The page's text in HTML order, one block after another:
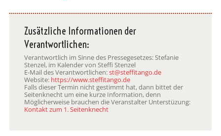
Zusätzliche Informationen der
Verantwortlichen:
Verantwortlich im Sinne des Pressegesetzes: Stefanie
Stenzel, im Kalender von Steffi Stenzel
E-Mail des Verantwortlichen:st@steffitango.de
Website: https://www.steffitango.de
Falls dieser Termin nicht gestimmt hat, dann bittet der
Seitenknecht um eine kurze Information, denn
Möglicherweise brauchen die Veranstalter Unterstüzung:
Kontakt zum 1. Seitenknecht